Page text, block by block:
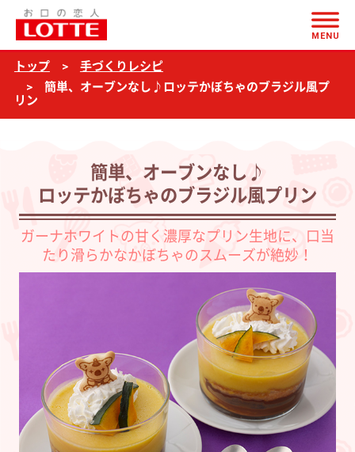
簡
単、
オ
ー
ッ
の
MENU
トップ
手づくりレシピ
簡単、オーブンなし♪ロッテかぼちゃのブラジル風プ
リン
簡単、オーブンなし♪
ロッテかぼちゃのブラジル風プリン
ガーナホワイトの甘く濃厚なプリン生地に、口当
たり滑らかなかぼちゃのスムーズが絶妙！